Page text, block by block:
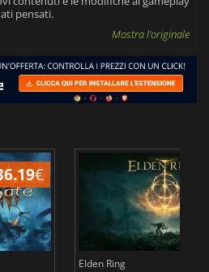
pensati.
Mostra l'originale
€
Elden Ring